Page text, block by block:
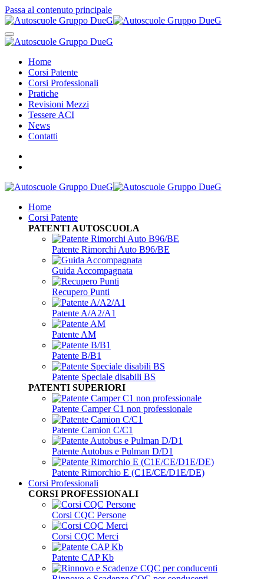
Passa al contenuto principale
Home
Corsi Patente
Corsi Professionali
Pratiche
Revisioni Mezzi
Tessere ACI
News
Contatti
Home
Corsi Patente
PATENTI AUTOSCUOLA
Patente Rimorchi Auto B96/BE
Guida Accompagnata
Recupero Punti
Patente A/A2/A1
Patente AM
Patente B/B1
Patente Speciale disabili BS
PATENTI SUPERIORI
Patente Camper C1 non professionale
Patente Camion C/C1
Patente Autobus e Pulman D/D1
Patente Rimorchio E (C1E/CE/D1E/DE)
Corsi Professionali
CORSI PROFESSIONALI
Corsi CQC Persone
Corsi CQC Merci
Patente CAP Kb